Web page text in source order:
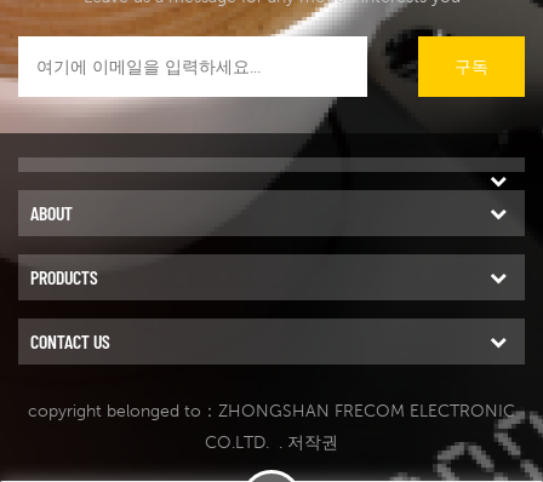
구독
ABOUT
PRODUCTS
CONTACT US
copyright belonged to：ZHONGSHAN FRECOM ELECTRONIC
CO.LTD.
. 저작권